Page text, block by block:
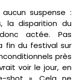
suspense :
la disparition du
actée. Pas
fin du festival sur
près
voir le jour, en